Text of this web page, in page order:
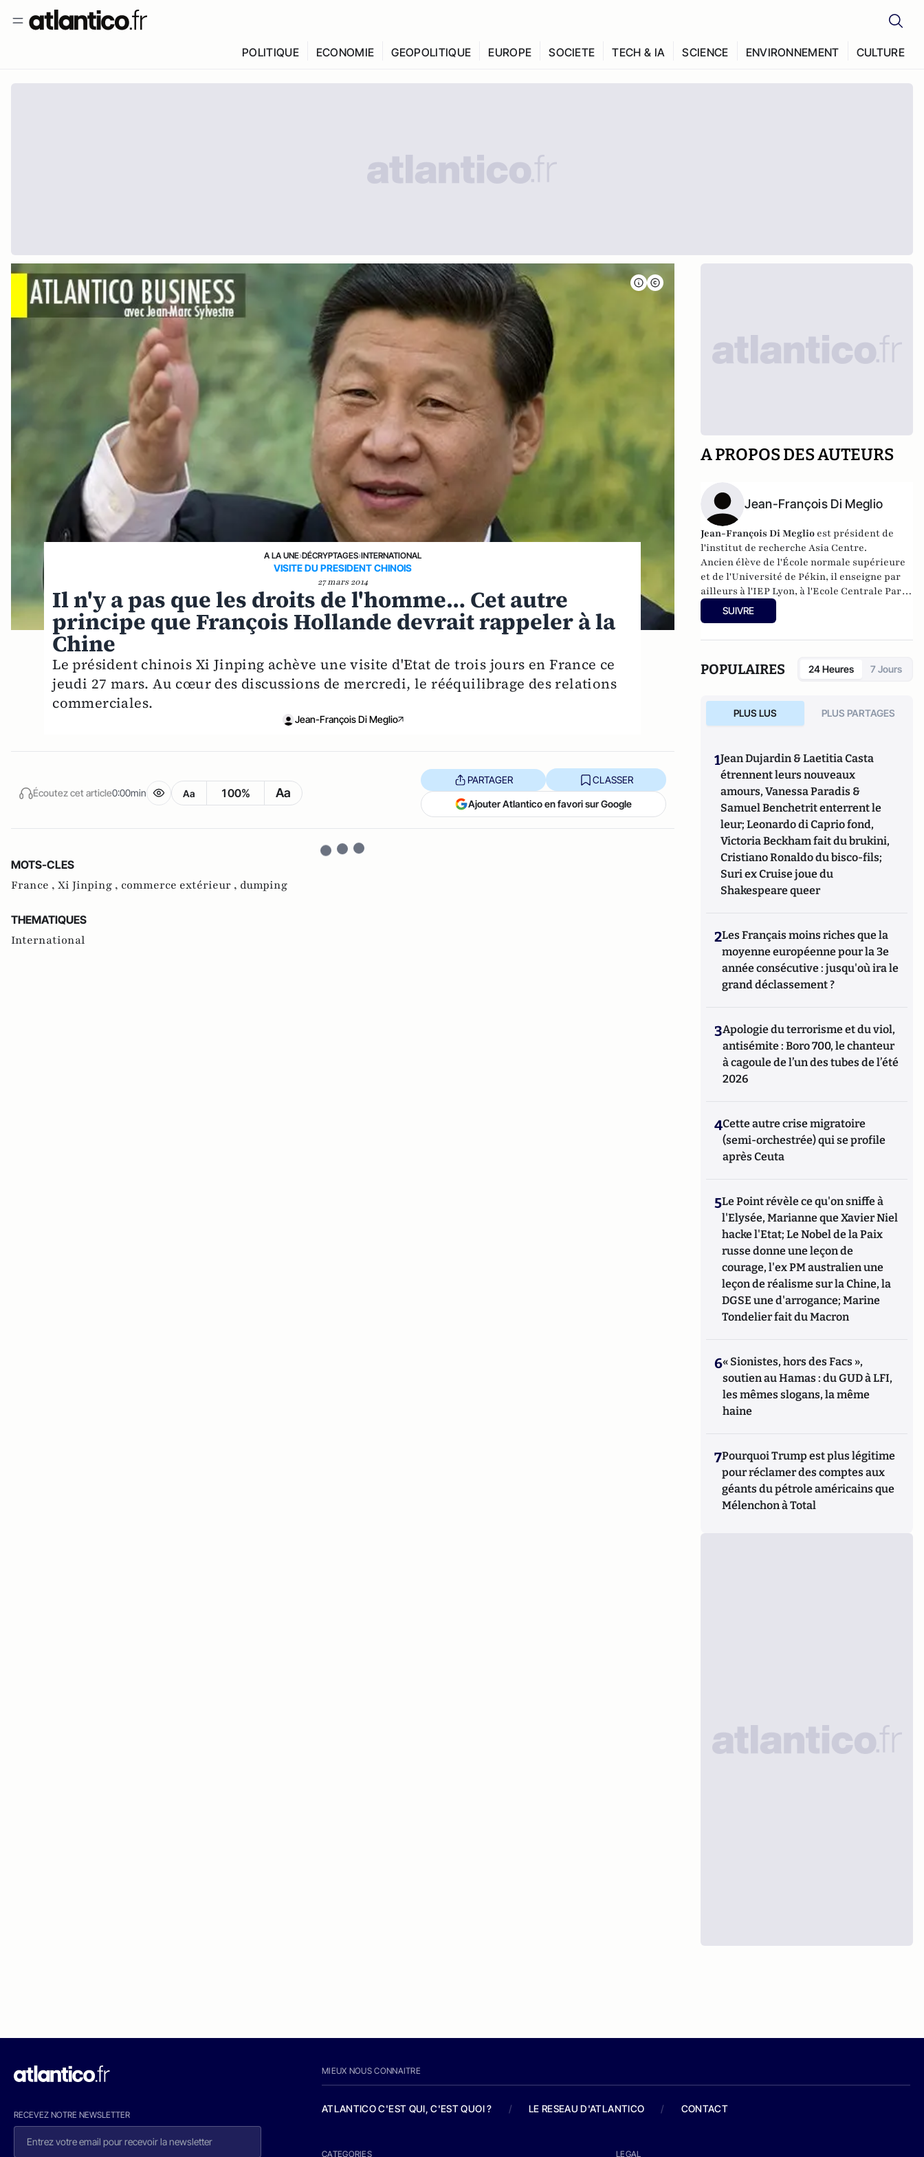
POLITIQUE ECONOMIE GEOPOLITIQUE EUROPE SOCIETE TECH & IA SCIENCE ENVIRONNEMENT CULTURE
A LA UNE›DÉCRYPTAGES›INTERNATIONAL
VISITE DU PRESIDENT CHINOIS
27 mars 2014
Il n'y a pas que les droits de l'homme… Cet autre
principe que François Hollande devrait rappeler à la
Chine
Le président chinois Xi Jinping achève une visite d'Etat de trois jours en France ce
jeudi 27 mars. Au cœur des discussions de mercredi, le rééquilibrage des relations
commerciales.
Jean-François Di Meglio
Écoutez cet article0:00min Aa 100% Aa
PARTAGER CLASSER
Ajouter Atlantico en favori sur Google
MOTS-CLES
France , Xi Jinping , commerce extérieur , dumping
THEMATIQUES
International
A PROPOS DES AUTEURS
Jean-François Di Meglio
Jean-François Di Meglio estprésident de
l'institut de recherche Asia Centre.
Ancien élève de l'École normale supérieure
et de l'Université de Pékin, il enseigne par
ailleurs à l'IEP Lyon, à l'Ecole Centrale Paris,
à HEC ParisTech, à l'École des Mines Paris
Tech et à Lille I.
SUIVRE
POPULAIRES 24 Heures 7 Jours
PLUS LUS PLUS PARTAGES
1Jean Dujardin & Laetitia Casta
étrennent leurs nouveaux
amours, Vanessa Paradis &
Samuel Benchetrit enterrent le
leur; Leonardo di Caprio fond,
Victoria Beckham fait du brukini,
Cristiano Ronaldo du bisco-fils;
Suri ex Cruise joue du
Shakespeare queer
2Les Français moins riches que la
moyenne européenne pour la 3e
année consécutive : jusqu'où ira le
grand déclassement ?
3Apologie du terrorisme et du viol,
antisémite : Boro 700, le chanteur
à cagoule de l’un des tubes de l’été
2026
4Cette autre crise migratoire
(semi-orchestrée) qui se profile
après Ceuta
5Le Point révèle ce qu'on sniffe à
l'Elysée, Marianne que Xavier Niel
hacke l'Etat; Le Nobel de la Paix
russe donne une leçon de
courage, l'ex PM australien une
leçon de réalisme sur la Chine, la
DGSE une d'arrogance; Marine
Tondelier fait du Macron
6« Sionistes, hors des Facs »,
soutien au Hamas : du GUD à LFI,
les mêmes slogans, la même
haine
7Pourquoi Trump est plus légitime
pour réclamer des comptes aux
géants du pétrole américains que
Mélenchon à Total
RECEVEZ NOTRE NEWSLETTER
MIEUX NOUS CONNAITRE
ATLANTICO C'EST QUI, C'EST QUOI ? / LE RESEAU D'ATLANTICO / CONTACT
CATEGORIES LEGAL